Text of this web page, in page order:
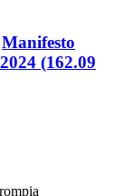
Manifesto
(162.09